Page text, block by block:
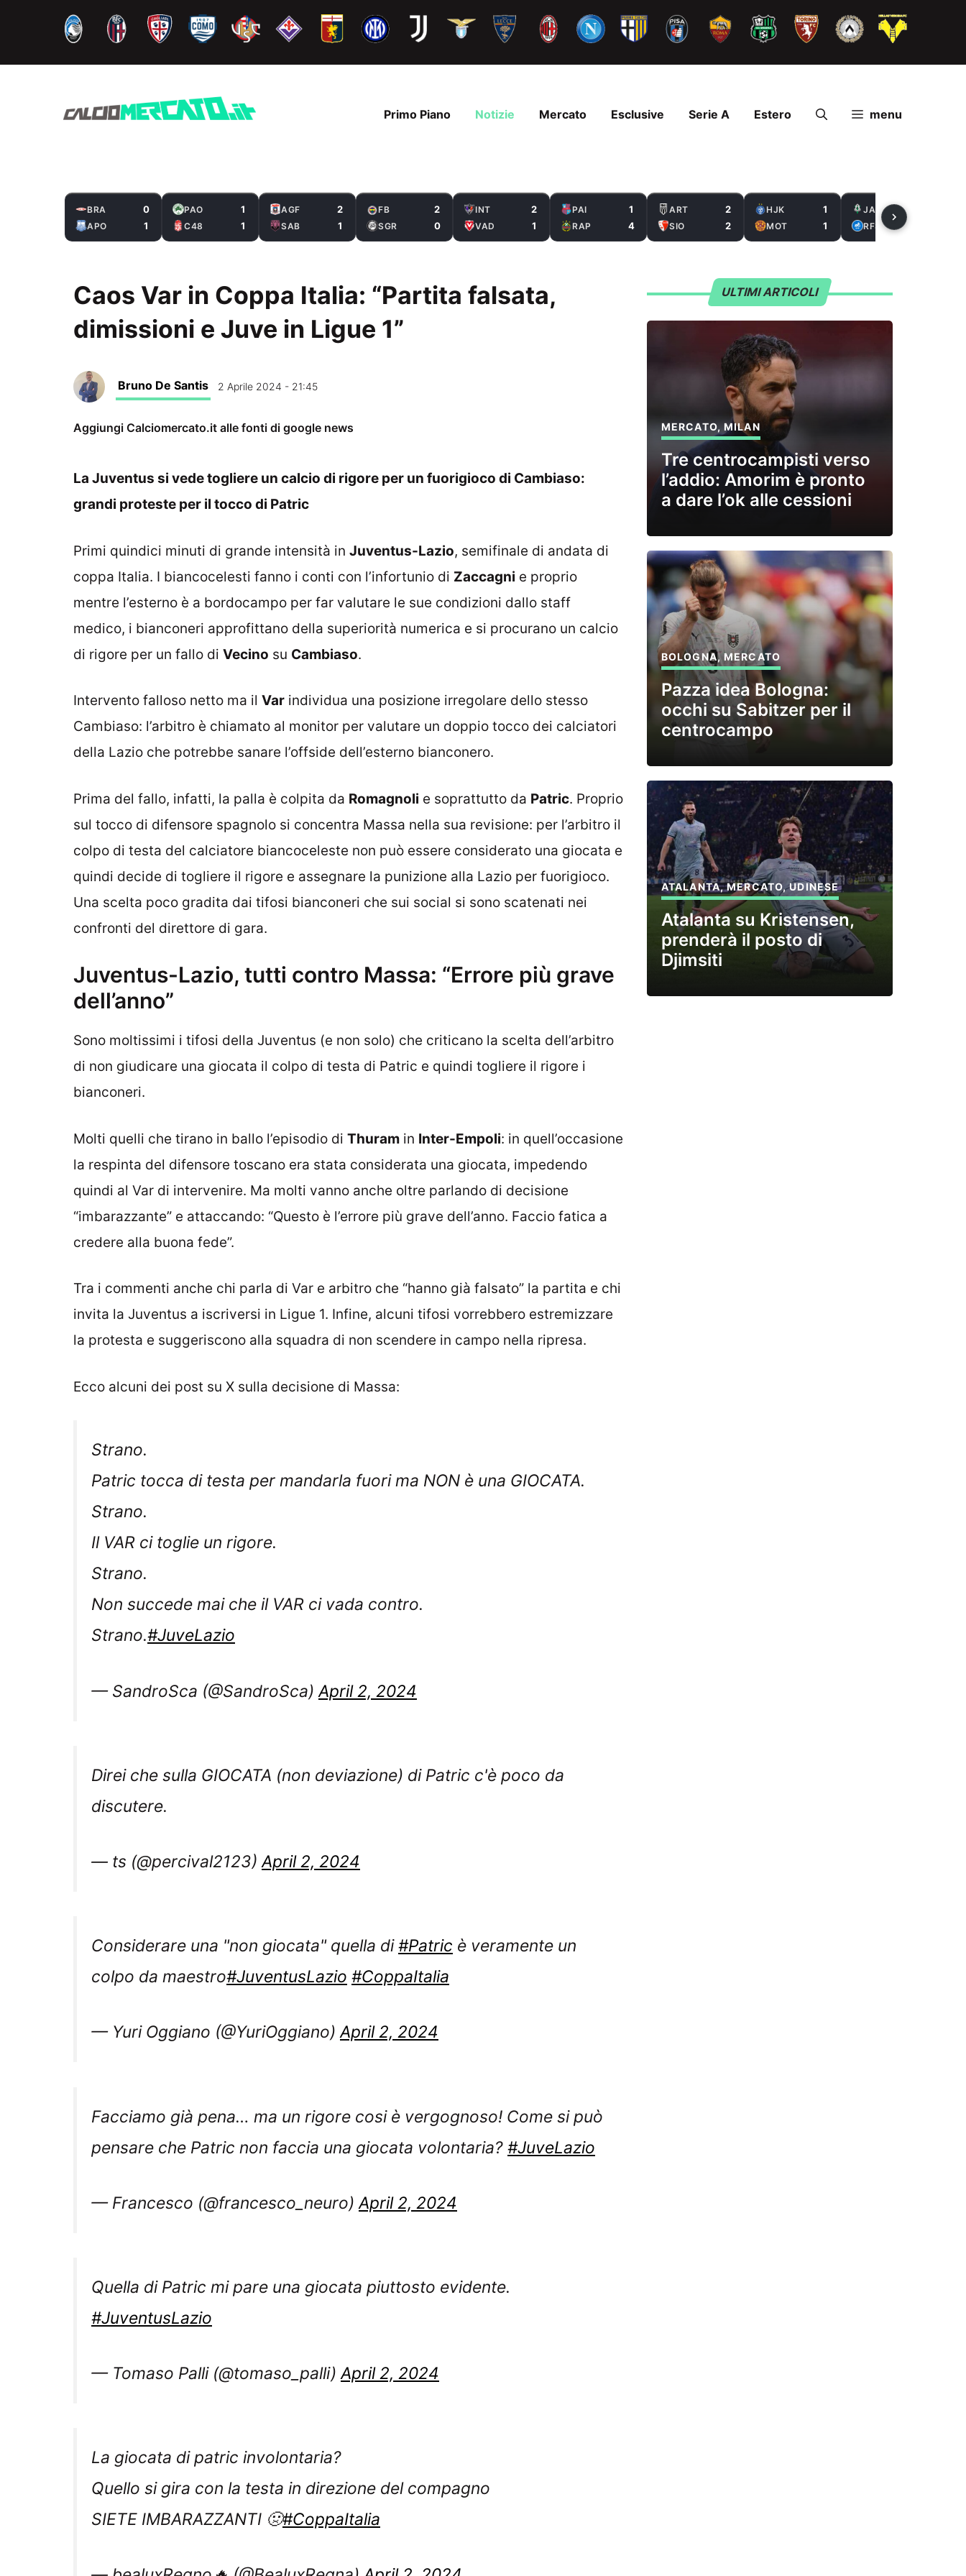
contenuto
Primo Piano Notizie Mercato Esclusive Serie A Estero menu
BRA 0
APO 1
PAO 1
C48 1
AGF 2
SAB 1
FB 2
SGR 0
INT 2
VAD 1
PAI 1
RAP 4
ART 2
SIO 2
HJK 1
MOT 1
JAB
RFS
Caos Var in Coppa Italia: “Partita falsata,
dimissioni e Juve in Ligue 1”
Bruno De Santis 2 Aprile 2024 - 21:45
Aggiungi Calciomercato.it alle fonti di google news
La Juventus si vede togliere un calcio di rigore per un fuorigioco di Cambiaso:
grandi proteste per il tocco di Patric
Primi quindici minuti di grande intensità in Juventus-Lazio, semifinale di andata di
coppa Italia. I biancocelesti fanno i conti con l’infortunio di Zaccagni e proprio
mentre l’esterno è a bordocampo per far valutare le sue condizioni dallo staff
medico, i bianconeri approfittano della superiorità numerica e si procurano un calcio
di rigore per un fallo di Vecino su Cambiaso.
Intervento falloso netto ma il Var individua una posizione irregolare dello stesso
Cambiaso: l’arbitro è chiamato al monitor per valutare un doppio tocco dei calciatori
della Lazio che potrebbe sanare l’offside dell’esterno bianconero.
Prima del fallo, infatti, la palla è colpita da Romagnoli e soprattutto da Patric. Proprio
sul tocco di difensore spagnolo si concentra Massa nella sua revisione: per l’arbitro il
colpo di testa del calciatore biancoceleste non può essere considerato una giocata e
quindi decide di togliere il rigore e assegnare la punizione alla Lazio per fuorigioco.
Una scelta poco gradita dai tifosi bianconeri che sui social si sono scatenati nei
confronti del direttore di gara.
Juventus-Lazio, tutti contro Massa: “Errore più grave
dell’anno”
Sono moltissimi i tifosi della Juventus (e non solo) che criticano la scelta dell’arbitro
di non giudicare una giocata il colpo di testa di Patric e quindi togliere il rigore i
bianconeri.
Molti quelli che tirano in ballo l’episodio di Thuram in Inter-Empoli: in quell’occasione
la respinta del difensore toscano era stata considerata una giocata, impedendo
quindi al Var di intervenire. Ma molti vanno anche oltre parlando di decisione
“imbarazzante” e attaccando: “Questo è l’errore più grave dell’anno. Faccio fatica a
credere alla buona fede”.
Tra i commenti anche chi parla di Var e arbitro che “hanno già falsato” la partita e chi
invita la Juventus a iscriversi in Ligue 1. Infine, alcuni tifosi vorrebbero estremizzare
la protesta e suggeriscono alla squadra di non scendere in campo nella ripresa.
Ecco alcuni dei post su X sulla decisione di Massa:
Strano.
Patric tocca di testa per mandarla fuori ma NON è una GIOCATA.
Strano.
Il VAR ci toglie un rigore.
Strano.
Non succede mai che il VAR ci vada contro.
Strano.#JuveLazio
— SandroSca (@SandroSca) April 2, 2024
Direi che sulla GIOCATA (non deviazione) di Patric c'è poco da
discutere.
— ts (@percival2123)April 2, 2024
Considerare una "non giocata" quella di#Patric è veramente un
colpo da maestro#JuventusLazio #CoppaItalia
— Yuri Oggiano (@YuriOggiano)April 2, 2024
Facciamo già pena… ma un rigore cosi è vergognoso! Come si può
pensare che Patric non faccia una giocata volontaria? #JuveLazio
— Francesco (@francesco_neuro)April 2, 2024
Quella di Patric mi pare una giocata piuttosto evidente.
#JuventusLazio
— Tomaso Palli (@tomaso_palli)April 2, 2024
La giocata di patric involontaria?
Quello si gira con la testa in direzione del compagno
SIETE IMBARAZZANTI 🤢#CoppaItalia
ULTIMI ARTICOLI
MERCATO,MILAN
Tre centrocampisti verso
l’addio: Amorim è pronto
a dare l’ok alle cessioni
BOLOGNA,MERCATO
Pazza idea Bologna:
occhi su Sabitzer per il
centrocampo
ATALANTA,MERCATO,UDINESE
Atalanta su Kristensen,
prenderà il posto di
Djimsiti